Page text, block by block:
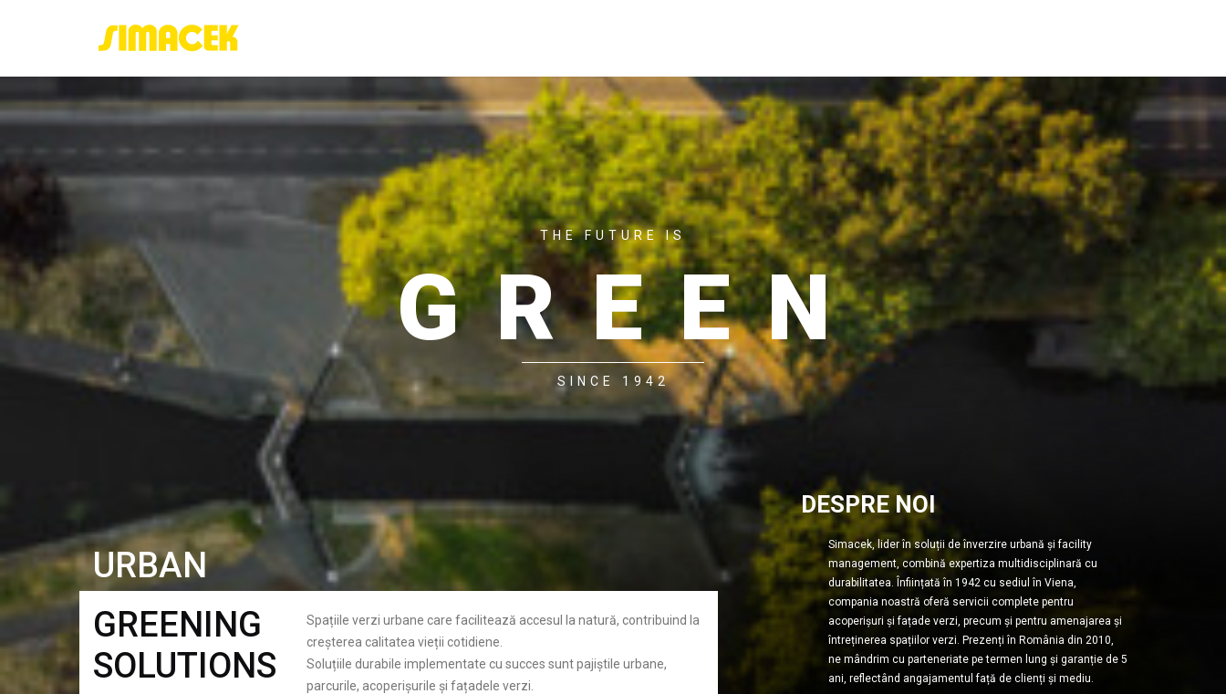
THE FUTURE IS
GREEN
SINCE 1942
DESPRE NOI
Simacek, lider în soluții de înverzire urbană și facility
management, combină expertiza multidisciplinară cu
durabilitatea. Înființată în 1942 cu sediul în Viena,
compania noastră oferă servicii complete pentru
acoperișuri și fațade verzi, precum și pentru amenajarea și
întreținerea spațiilor verzi. Prezenți în România din 2010,
ne mândrim cu parteneriate pe termen lung și garanție de 5
ani, reflectând angajamentul față de clienți și mediu.
URBAN
GREENING
SOLUTIONS
Spațiile verzi urbane care facilitează accesul la natură, contribuind la
creșterea calitatea vieții cotidiene.
Soluțiile durabile implementate cu succes sunt pajiștile urbane,
parcurile, acoperișurile și fațadele verzi.